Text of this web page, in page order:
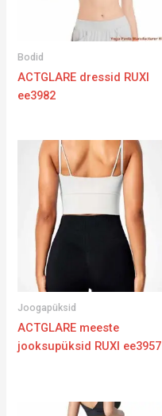
Bodid
ACTGLARE dressid RUXI
ee3982
Joogapüksid
ACTGLARE meeste
jooksupüksid RUXI ee3957